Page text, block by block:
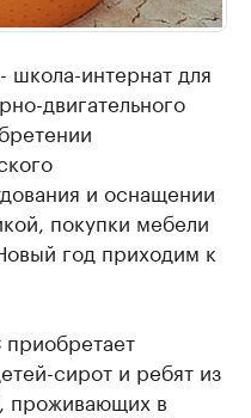
интернат для
двигательного
и оснащении
покупки мебели
год приходим к
сирот и ребят из
проживающих в